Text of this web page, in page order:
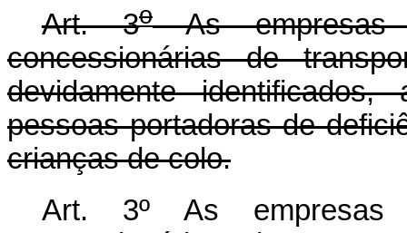
Art. 3oAs empresas
concessionárias de
devidamente
pessoas portadoras de
crianças de colo.
Art. 3º As